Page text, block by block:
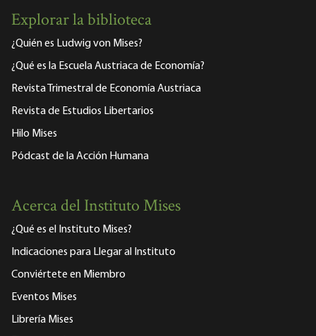
Explorar la biblioteca
¿Quién es Ludwig von Mises?
¿Qué es la Escuela Austriaca de Economía?
Revista Trimestral de Economía Austriaca
Revista de Estudios Libertarios
Hilo Mises
Pódcast de la Acción Humana
Acerca del Instituto Mises
¿Qué es el Instituto Mises?
Indicaciones para Llegar al Instituto
Conviértete en Miembro
Eventos Mises
Librería Mises